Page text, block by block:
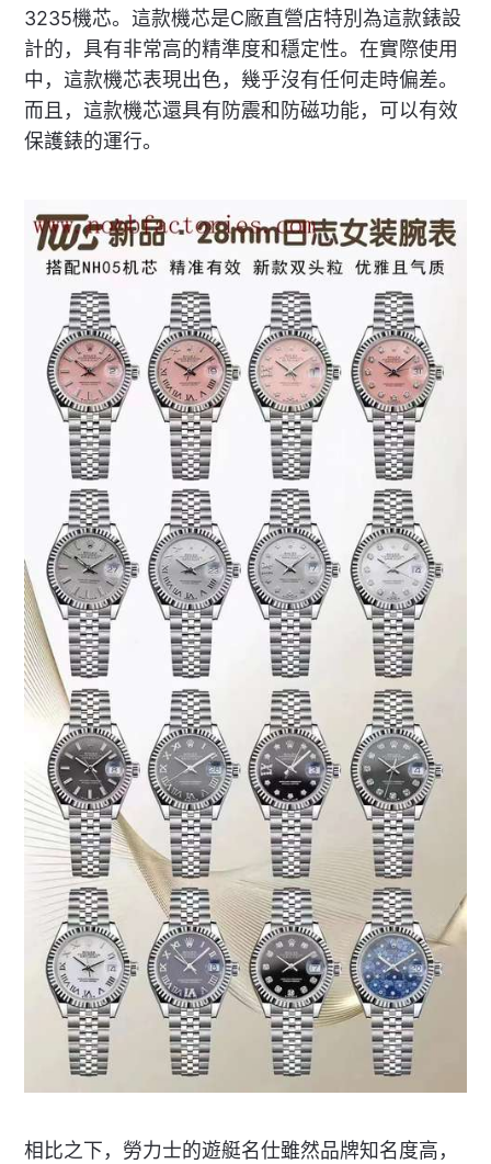
3235機芯。這款機芯是C廠直營店特別為這款錶設
計的，具有非常高的精準度和穩定性。在實際使用
中，這款機芯表現出色，幾乎沒有任何走時偏差。
而且，這款機芯還具有防震和防磁功能，可以有效
保護錶的運行。
相比之下，勞力士的遊艇名仕雖然品牌知名度高，